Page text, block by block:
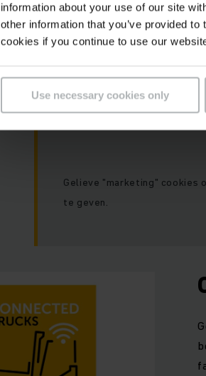
information about your use of our site
other information that you’ve provided
cookies if you continue to use our
Use necessary cookies only
Helaas is deze inhoud is
voorkeuren.
Gelieve "marketing" cookies
te geven.